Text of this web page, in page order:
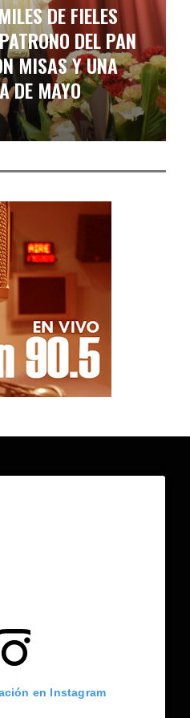
DE FIELES
DEL PAN
MISAS Y UNA
DE MAYO
en Instagram